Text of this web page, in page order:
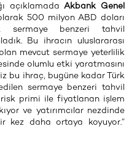
açıklamadaAkbank Genel
500 milyon ABD doları
sermaye benzeri tahvil
Bu ihracın uluslararası
mevcut sermaye yeterlilik
olumlu etki yaratmasını
bu ihraç, bugüne kadar Türk
sermaye benzeri tahvil
risk primi ile fiyatlanan işlem
ve yatırımcılar nezdinde
kez daha ortaya koyuyor.”